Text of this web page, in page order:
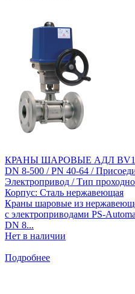
КРАНЫ ШАРОВЫЕ АДЛ
DN 8-500 / PN 40-64 /
Электропривод / Тип
Корпус: Сталь нержавеющая
Краны шаровые из
с электроприводами PS-
DN 8...
Нет в наличии
Подробнее